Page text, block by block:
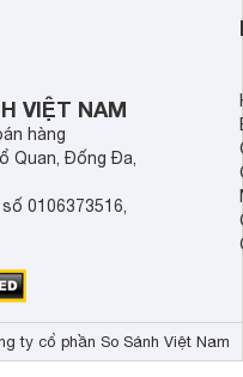
ngày dài cần đọc
VIỆT NAM
hàng
Quan, Đống Đa,
0106373516,
ty cổ phần So Sánh Việt Nam